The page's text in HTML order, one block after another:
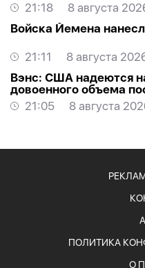
21:18
8 августа
Войска Йемена
21:11
8 августа
Вэнс: США надеются
довоенного объема
Ормуз
21:05 8 августа
ПОЛИТИКА
О